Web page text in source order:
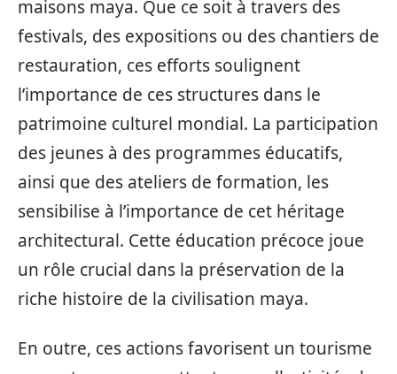
maisons maya. Que ce soit à travers des
festivals, des expositions ou des chantiers de
restauration, ces efforts soulignent
l’importance de ces structures dans le
patrimoine culturel mondial. La participation
des jeunes à des programmes éducatifs,
ainsi que des ateliers de formation, les
sensibilise à l’importance de cet héritage
architectural. Cette éducation précoce joue
un rôle crucial dans la préservation de la
riche histoire de la civilisation maya.
En outre, ces actions favorisent un tourisme